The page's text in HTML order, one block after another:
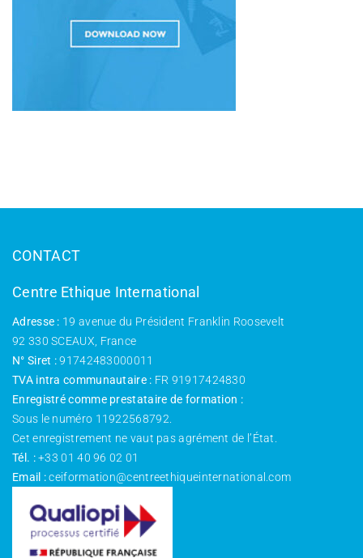
CONTACT
Centre Ethique International
Adresse : 19 avenue du Président Franklin Roosevelt
92 330 SCEAUX, France
N° Siret :91742483000011
TVA intra communautaire : FR 91917424830
Enregistré comme prestataire de formation :
Sous le numéro 11922568792.
Cet enregistrement ne vaut pas agrément de l’État.
Tél. :+33 01 40 96 02 01
Email : ceiformation@centreethiqueinternational.com